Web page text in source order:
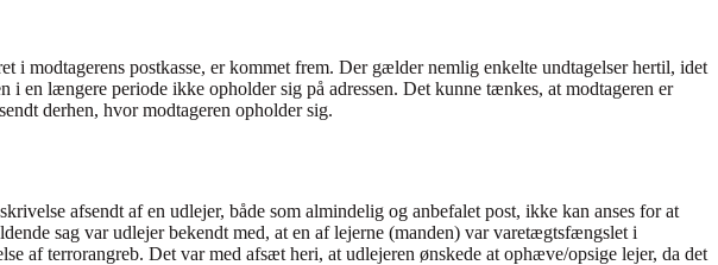
i modtagerens postkasse, er kommet frem. Der gælder nemlig enkelte undtagelser hertil, idet
i en længere periode ikke opholder sig på adressen. Det kunne tænkes, at modtageren er
derhen, hvor modtageren opholder sig.
afsendt af en udlejer, både som almindelig og anbefalet post, ikke kan anses for at
sag var udlejer bekendt med, at en af lejerne (manden) var varetægtsfængslet i
af terrorangreb. Det var med afsæt heri, at udlejeren ønskede at ophæve/opsige lejer, da det